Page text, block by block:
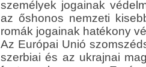
személyek jogainak
az őshonos nemzeti
romák jogainak hatékony
Az Európai Unió
szerbiai és az ukrajnai